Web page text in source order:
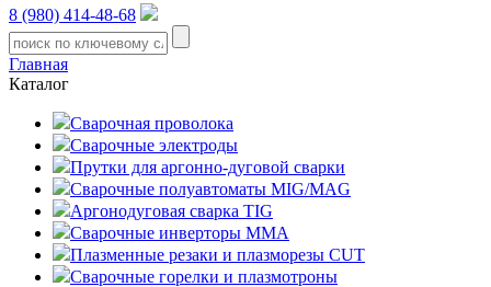
8 (980) 414-48-68
Главная
Каталог
Сварочная проволока
Сварочные электроды
Прутки для аргонно-дуговой сварки
Сварочные полуавтоматы MIG/MAG
Аргонодуговая сварка TIG
Сварочные инверторы MMA
Плазменные резаки и плазморезы CUT
Сварочные горелки и плазмотроны